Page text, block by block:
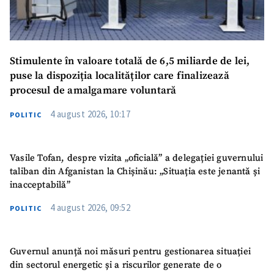
Stimulente în valoare totală de 6,5 miliarde de lei,
puse la dispoziția localităților care finalizează
procesul de amalgamare voluntară
POLITIC 4 august 2026, 10:17
Vasile Tofan, despre vizita „oficială” a delegației guvernului
taliban din Afganistan la Chișinău: „Situația este jenantă și
inacceptabilă”
POLITIC 4 august 2026, 09:52
Guvernul anunță noi măsuri pentru gestionarea situației
din sectorul energetic și a riscurilor generate de o